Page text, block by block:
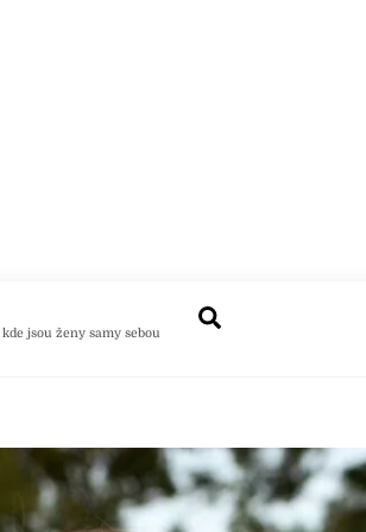
kde jsou ženy samy sebou